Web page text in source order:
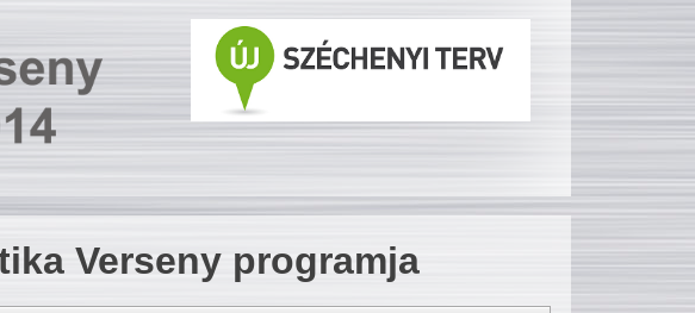
Verseny programja